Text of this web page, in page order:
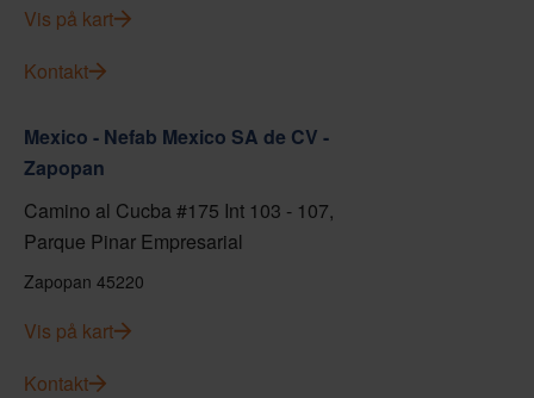
Vis på kart
Kontakt
Mexico - Nefab Mexico SA de CV -
Zapopan
Camino al Cucba #175 Int 103 - 107,
Parque Pinar Empresarial
Zapopan 45220
Vis på kart
Kontakt